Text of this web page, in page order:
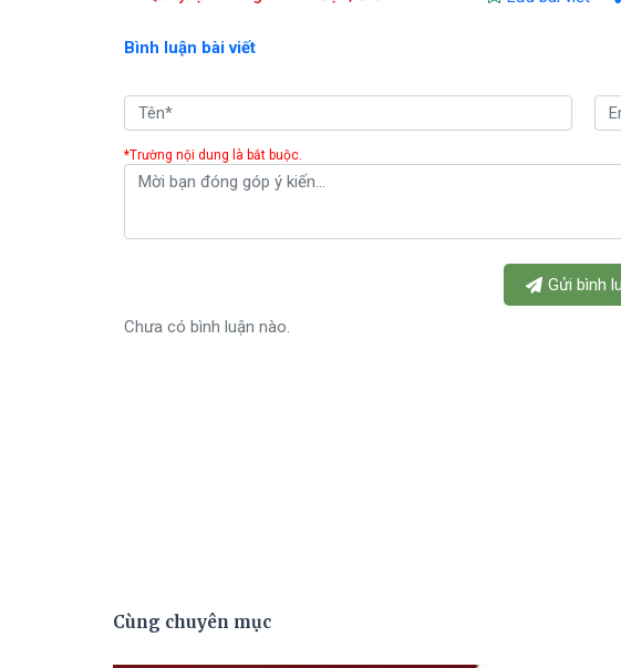
Bình luận bài viết
*Trường nội dung là bắt buộc.
Gửi bình
Chưa có bình luận nào.
Cùng chuyên mục